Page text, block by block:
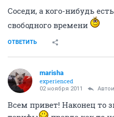
Соседи, а кого-нибудь
свободного времени
ОТВЕТИТЬ
marisha
experienced
02 ноября 2011
Всем привет! Наконец то